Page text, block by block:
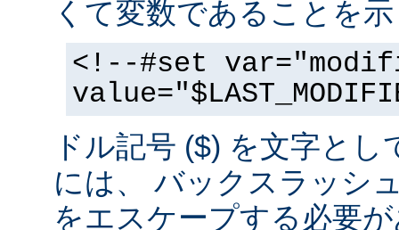
くて変数であることを
<!--#set
ドル記号 ($) を文字と
には、 バックスラッシ
をエスケープする必要